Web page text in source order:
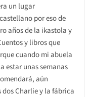
un lugar
por eso de
años de la ikastola y
y libros que
cuando mi abuela
estar unas semanas
aún
Charlie y la fábrica